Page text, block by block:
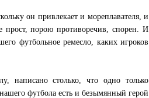
он привлекает и мореплавателя, и
прост, порою противоречив, спорен. И
футбольное ремесло, каких игроков
написано столько, что одно только
футбола есть и безымянный герой